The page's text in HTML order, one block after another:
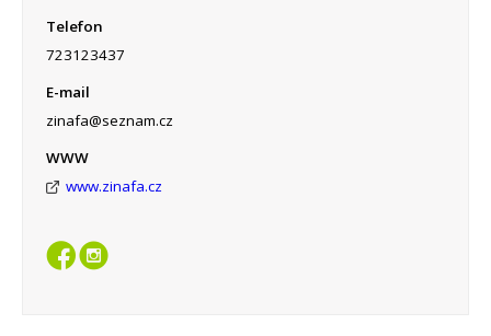
Telefon
723123437
E-mail
zinafa@seznam.cz
WWW
www.zinafa.cz